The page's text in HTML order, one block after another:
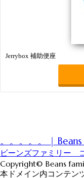
Jerrybox 補助便座
。。。。。 |
ビーンズファミリー
Copyright© Beans
本ドメイン内コンテン